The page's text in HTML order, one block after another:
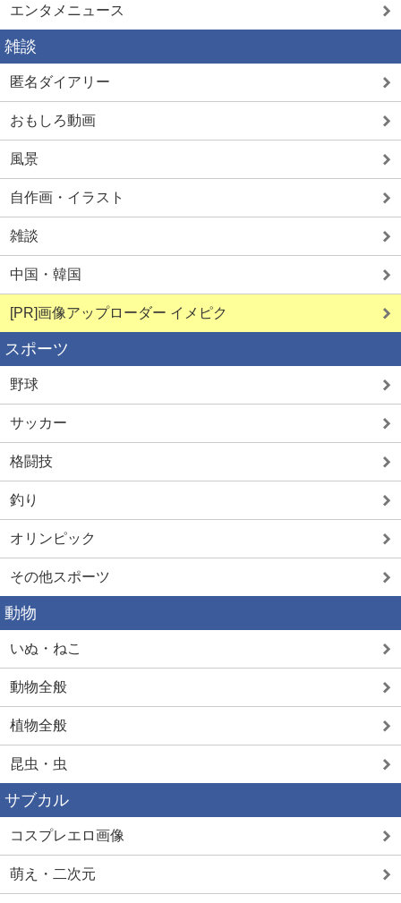
エンタメニュース
雑談
匿名ダイアリー
おもしろ動画
風景
自作画・イラスト
雑談
中国・韓国
[PR]画像アップローダー イメピク
スポーツ
野球
サッカー
格闘技
釣り
オリンピック
その他スポーツ
動物
いぬ・ねこ
動物全般
植物全般
昆虫・虫
サブカル
コスプレエロ画像
萌え・二次元